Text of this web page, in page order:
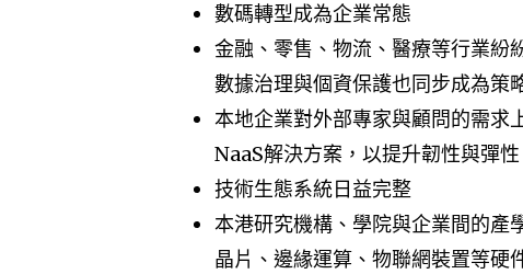
數碼轉型成為企業常態
金融、零售、物流、醫療等行業紛
數據治理與個資保護也同步成為策
本地企業對外部專家與顧問的需求
NaaS解決方案，以提升韌性與彈性
技術生態系統日益完整
本港研究機構、學院與企業間的產
晶片、邊緣運算、物聯網裝置等硬